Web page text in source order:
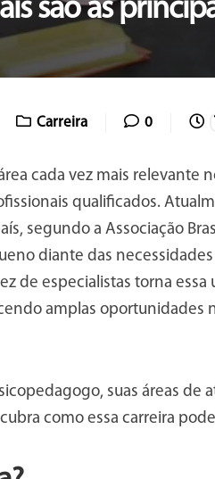
são as
Carreira 0
cada vez mais relevante
qualificados.
segundo a Associação
diante das
de especialistas torna essa
amplas oportunidades
suas áreas de
como essa carreira